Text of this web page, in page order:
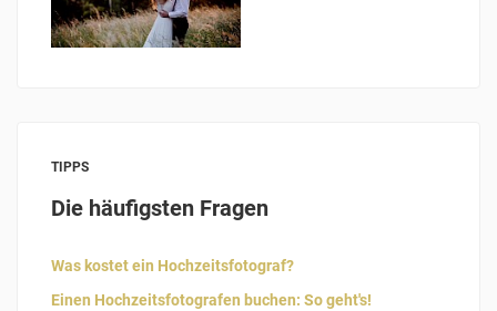
TIPPS
Die häufigsten Fragen
Was kostet ein Hochzeitsfotograf?
Einen Hochzeitsfotografen buchen: So geht's!